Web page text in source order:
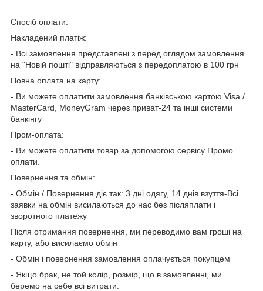
Спосіб оплати:
Накладений платіж:
- Всі замовлення представлені з перед оглядом замовлення
на "Новій пошті" відправляються з передоплатою в 100 грн
Повна оплата на карту:
- Ви можете оплатити замовлення банківською картою Visa /
MasterCard, MoneyGram через приват-24 та інші системи
банкінгу
Пром-оплата:
- Ви можете оплатити товар за допомогою сервісу Промо
оплати.
Повернення та обмін:
- Обмін / Повернення діє так: 3 дні одягу, 14 днів взуття-Всі
заявки на обмін висилаються до нас без післяплати і
зворотного платежу
Після отримання повернення, ми переводимо вам гроші на
карту, або висилаємо обмін
- Обмін і повернення замовлення оплачується покупцем
- Якщо брак, не той колір, розмір, що в замовленні, ми
беремо на себе всі витрати.